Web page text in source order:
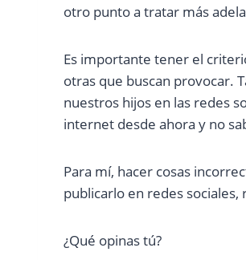
otro punto a tratar más
Es importante tener el
otras que buscan provocar.
nuestros hijos en las redes
internet desde ahora y no
Para mí, hacer cosas
publicarlo en redes
¿Qué opinas tú?